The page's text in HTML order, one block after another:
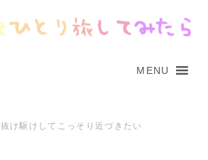
MENU
抜け駆けしてこっそり近づきたい